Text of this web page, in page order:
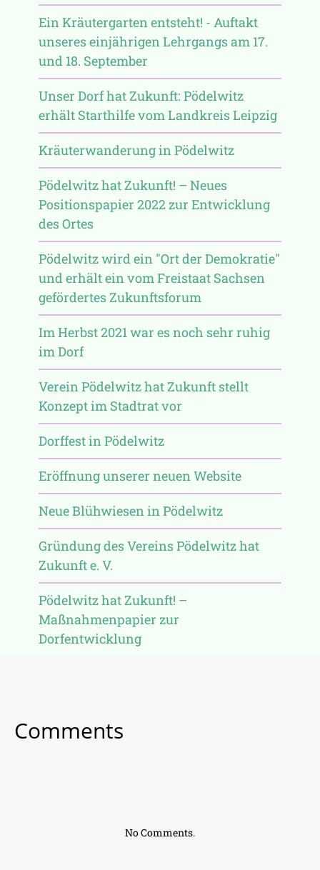
Ein Kräutergarten entsteht! - Auftakt
unseres einjährigen Lehrgangs am 17.
und 18. September
Unser Dorf hat Zukunft: Pödelwitz
erhält Starthilfe vom Landkreis Leipzig
Kräuterwanderung in Pödelwitz
Pödelwitz hat Zukunft! – Neues
Positionspapier 2022 zur Entwicklung
des Ortes
Pödelwitz wird ein "Ort der Demokratie"
und erhält ein vom Freistaat Sachsen
gefördertes Zukunftsforum
Im Herbst 2021 war es noch sehr ruhig
im Dorf
Verein Pödelwitz hat Zukunft stellt
Konzept im Stadtrat vor
Dorffest in Pödelwitz
Eröffnung unserer neuen Website
Neue Blühwiesen in Pödelwitz
Gründung des Vereins Pödelwitz hat
Zukunft e. V.
Pödelwitz hat Zukunft! –
Maßnahmenpapier zur
Dorfentwicklung
Comments
No Comments.